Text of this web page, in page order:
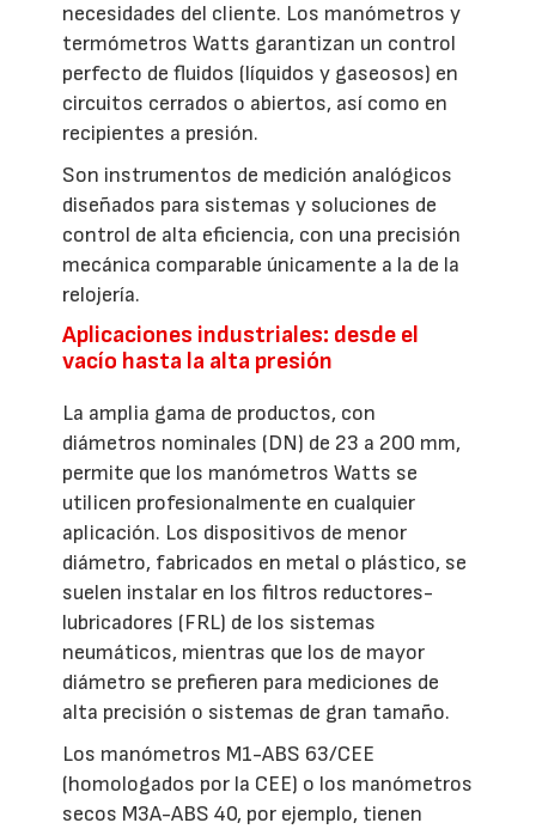
necesidades del cliente. Los manómetros y
termómetros Watts garantizan un control
perfecto de fluidos (líquidos y gaseosos) en
circuitos cerrados o abiertos, así como en
recipientes a presión.
Son instrumentos de medición analógicos
diseñados para sistemas y soluciones de
control de alta eficiencia, con una precisión
mecánica comparable únicamente a la de la
relojería.
Aplicaciones industriales: desde el
vacío hasta la alta presión
La amplia gama de productos, con
diámetros nominales (DN) de 23 a 200 mm,
permite que los manómetros Watts se
utilicen profesionalmente en cualquier
aplicación. Los dispositivos de menor
diámetro, fabricados en metal o plástico, se
suelen instalar en los filtros reductores-
lubricadores (FRL) de los sistemas
neumáticos, mientras que los de mayor
diámetro se prefieren para mediciones de
alta precisión o sistemas de gran tamaño.
Los manómetros M1-ABS 63/CEE
(homologados por la CEE) o los manómetros
secos M3A-ABS 40, por ejemplo, tienen